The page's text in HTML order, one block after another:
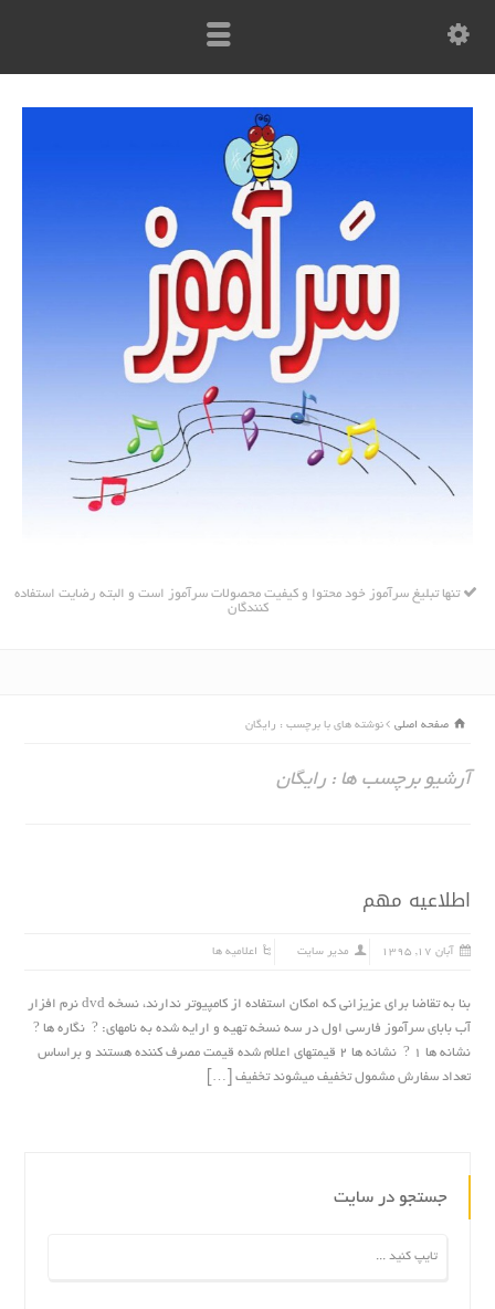
تنها تبلیغ سرآموز خود محتوا و کیفیت محصولات سرآموز است و البته رضایت استفاده
کنندگان
صفحه اصلی نوشته های با برچسب : رایگان
آرشیو برچسب ها : رایگان
اطلاعیه مهم
آبان ۱۷, ۱۳۹۵ مدیر سایت اعلامیه ها
بنا به تقاضا برای عزیزانی که امکان استفاده از کامپیوتر ندارند، نسخه dvd نرم افزار
آب بابای سرآموز فارسی اول در سه نسخه تهیه و ارایه شده به نامهای: ? نگاره ها ?
نشانه ها ۱ ? نشانه ها ۲ قیمتهای اعلام شده قیمت مصرف کننده هستند و براساس
تعداد سفارش مشمول تخفیف میشوند تخفیف […]
جستجو در سایت